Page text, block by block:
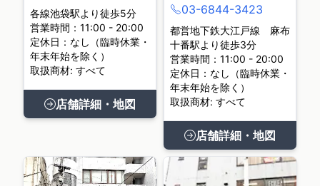
各線池袋駅より徒歩5分
営業時間：11:00 - 20:00
定休日：なし（臨時休業・
年末年始を除く）
取扱商材: すべて
店舗詳細・地図
03-6844-3423
都営地下鉄大江戸線 麻布
十番駅より徒歩3分
営業時間：11:00 - 20:00
定休日：なし（臨時休業・
年末年始を除く）
取扱商材: すべて
店舗詳細・地図